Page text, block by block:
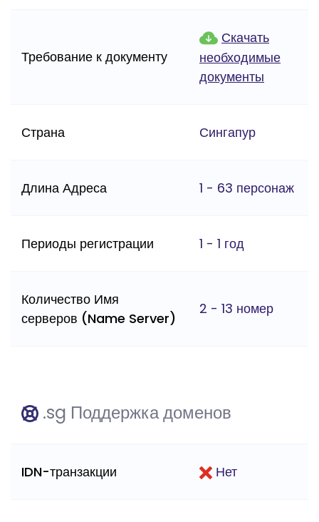
Требование к документу
Скачать
необходимые
документы
Страна Сингапур
Длина Адреса 1 - 63 персонаж
Периоды регистрации 1 - 1 год
Количество Имя
серверов (Name Server)
2 - 13 номер
.sg Поддержка доменов
IDN-транзакции Нет